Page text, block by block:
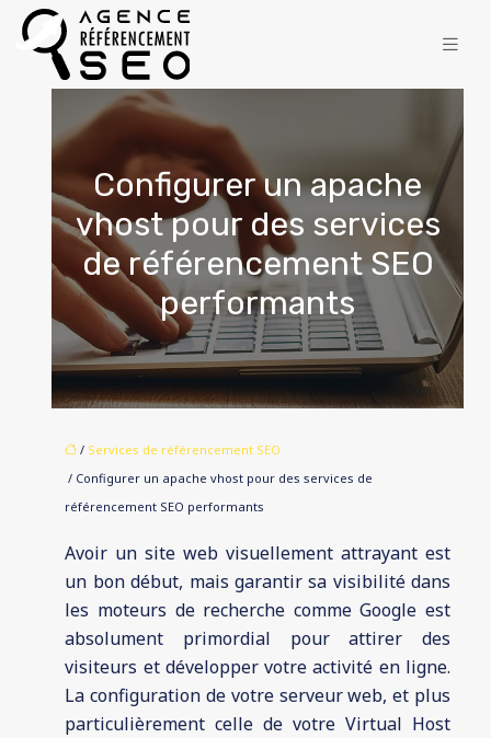
Configurer un apache
vhost pour des services
de référencement SEO
performants
/ Services de référencement SEO
/ Configurer un apache vhost pour des services de
référencement SEO performants
Avoir un site web visuellement attrayant est
un bon début, mais garantir sa visibilité dans
les moteurs de recherche comme Google est
absolument primordial pour attirer des
visiteurs et développer votre activité en ligne.
La configuration de votre serveur web, et plus
particulièrement celle de votre Virtual Host